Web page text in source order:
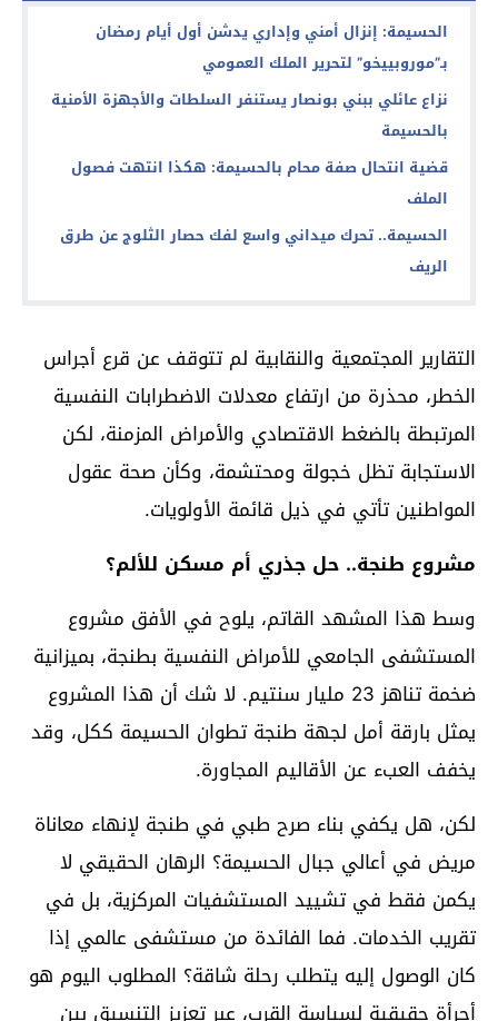
الحسيمة: إنزال أمني وإداري يدشن أول أيام رمضان
بـ”موروبييخو” لتحرير الملك العمومي
نزاع عائلي ببني بونصار يستنفر السلطات والأجهزة الأمنية
بالحسيمة
قضية انتحال صفة محام بالحسيمة: هكذا انتهت فصول
الملف
الحسيمة.. تحرك ميداني واسع لفك حصار الثلوج عن طرق
الريف
التقارير المجتمعية والنقابية لم تتوقف عن قرع أجراس
الخطر، محذرة من ارتفاع معدلات الاضطرابات النفسية
المرتبطة بالضغط الاقتصادي والأمراض المزمنة، لكن
الاستجابة تظل خجولة ومحتشمة، وكأن صحة عقول
المواطنين تأتي في ذيل قائمة الأولويات.
مشروع طنجة.. حل جذري أم مسكن للألم؟
وسط هذا المشهد القاتم، يلوح في الأفق مشروع
المستشفى الجامعي للأمراض النفسية بطنجة، بميزانية
ضخمة تناهز 23 مليار سنتيم. لا شك أن هذا المشروع
يمثل بارقة أمل لجهة طنجة تطوان الحسيمة ككل، وقد
يخفف العبء عن الأقاليم المجاورة.
لكن، هل يكفي بناء صرح طبي في طنجة لإنهاء معاناة
مريض في أعالي جبال الحسيمة؟ الرهان الحقيقي لا
يكمن فقط في تشييد المستشفيات المركزية، بل في
تقريب الخدمات. فما الفائدة من مستشفى عالمي إذا
كان الوصول إليه يتطلب رحلة شاقة؟ المطلوب اليوم هو
أجرأة حقيقية لسياسة القرب، عبر تعزيز التنسيق بين